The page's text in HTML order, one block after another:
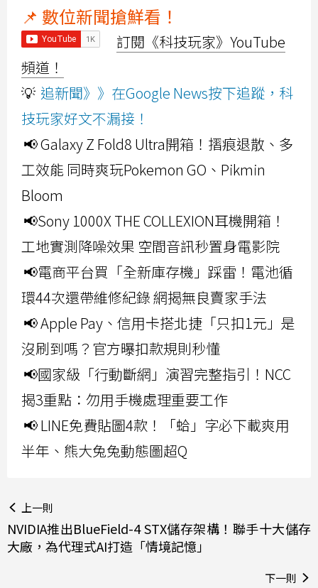
📌 數位新聞搶鮮看！
訂閱《科技玩家》YouTube
頻道！
💡 追新聞》》在Google News按下追蹤，科
技玩家好文不漏接！
📢 Galaxy Z Fold8 Ultra開箱！摺痕退散、多
工效能 同時爽玩Pokemon GO、Pikmin
Bloom
📢Sony 1000X THE COLLEXION耳機開箱！
工地實測降噪效果 空間音訊秒置身電影院
📢電商平台買「全新庫存機」踩雷！電池循
環44次還帶維修紀錄 網揭無良賣家手法
📢 Apple Pay、信用卡搭北捷「只扣1元」是
沒刷到嗎？官方曝扣款規則秒懂
📢國家級「行動斷網」演習完整指引！NCC
揭3重點：勿用手機處理重要工作
📢 LINE免費貼圖4款！「蛤」字必下載爽用
半年、熊大兔兔動態圖超Q
上一則
NVIDIA推出BlueField-4 STX儲存架構！聯手十大儲存
大廠，為代理式AI打造「情境記憶」
下一則